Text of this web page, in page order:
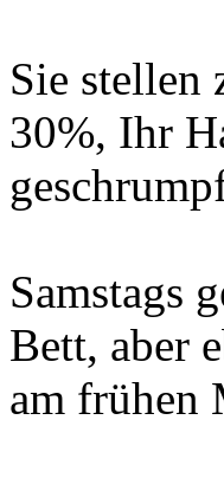
Sie stellen
30%, Ihr
Samstags
Bett, aber
am frühen